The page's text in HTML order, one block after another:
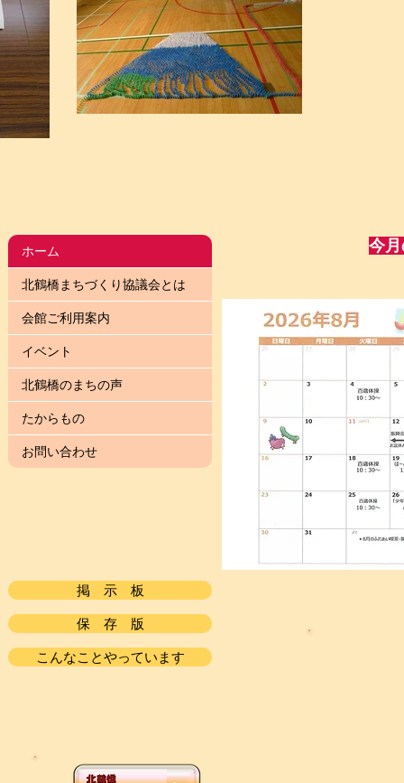
ホーム
北鶴橋まちづくり協議会とは
会館ご利用案内
イベント
北鶴橋のまちの声
たからもの
お問い合わせ
今
掲 示 板
保 存 版
こんなことやっています